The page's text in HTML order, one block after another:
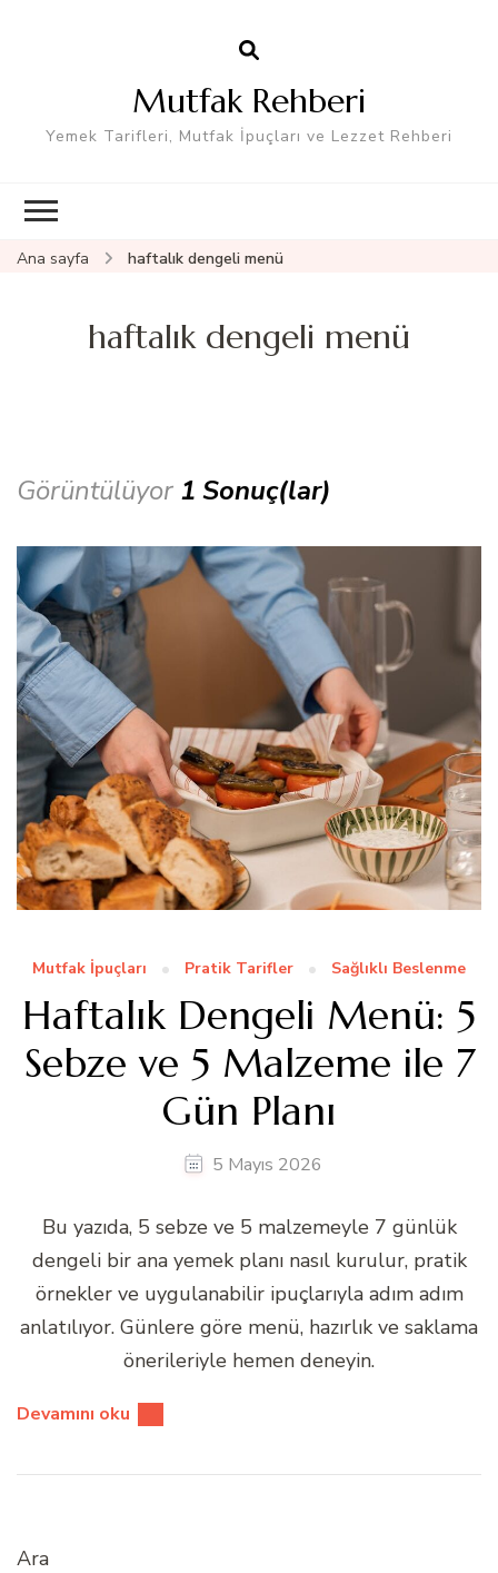
Mutfak Rehberi
Yemek Tarifleri, Mutfak İpuçları ve Lezzet Rehberi
Ana sayfa haftalık dengeli menü
haftalık dengeli menü
Görüntülüyor 1 Sonuç(lar)
Mutfak İpuçları Pratik Tarifler Sağlıklı Beslenme
Haftalık Dengeli Menü: 5
Sebze ve 5 Malzeme ile 7
Gün Planı
5 Mayıs 2026
Bu yazıda, 5 sebze ve 5 malzemeyle 7 günlük
dengeli bir ana yemek planı nasıl kurulur, pratik
örnekler ve uygulanabilir ipuçlarıyla adım adım
anlatılıyor. Günlere göre menü, hazırlık ve saklama
önerileriyle hemen deneyin.
Devamını oku
Ara